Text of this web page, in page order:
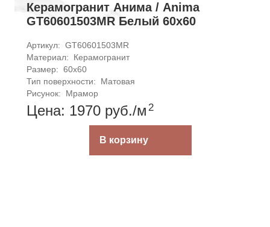
Керамогранит Анима / Anima
GT60601503MR Белый 60x60
Артикул: GT60601503MR
Материал:
Керамогранит
Размер: 60x60
Тип поверхности:
Матовая
Рисунок:
Мрамор
Цена: 1970 руб./м 2
В корзину